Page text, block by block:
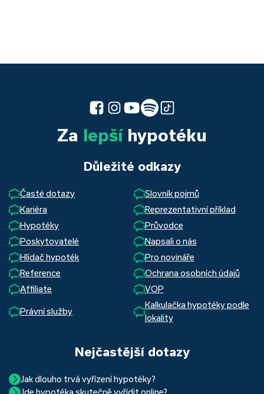
Za lepšíhypotéku
Důležité odkazy
Časté dotazy
Slovník pojmů
Kariéra
Reprezentativní příklad
Hypotéky
Průvodce
Poskytovatelé
Napsali o nás
Hlídač hypoték
Pro novináře
Reference
Ochrana osobních údajů
Affiliate
VOP
Právní služby
Kalkulačka hypotéky podle
lokality
Nejčastější dotazy
Jak dlouho trvá vyřízení hypotéky?
Jde hypotéka skutečně vyřídit online?